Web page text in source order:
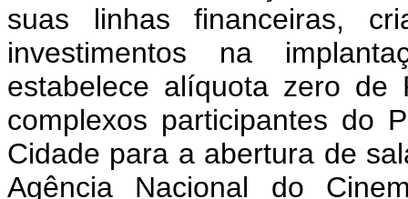
suas linhas financeiras,
investimentos na
estabelece alíquota zero de
complexos participantes do
Cidade para a abertura de
Agência Nacional do